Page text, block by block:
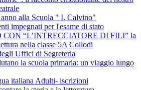
alla Scuola " I. Calvino"
impegnati per l'esame di stato
CON “L’INTRECCIATORE DI FILI” la
nella classe 5A Collodi
Uffici di Segreteria
la scuola primaria: un viaggio lungo
italiana Adulti- iscrizioni